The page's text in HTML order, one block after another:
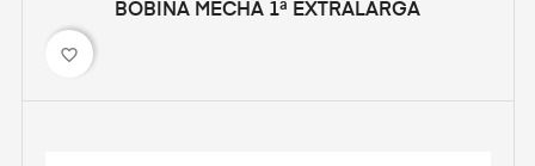
BOBINA MECHA 1ª EXTRALARGA
favorite_border